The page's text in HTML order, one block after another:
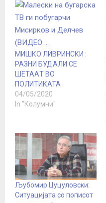
МИШКО ЛИВРИНСКИ :
РАЗНИ БУДАЛИ СЕ
ШЕТАAТ ВО
ПОЛИТИКАТА
04/05/2020
In "Колумни"
Љубомир Цуцуловски:
Ситуацијата со пописот